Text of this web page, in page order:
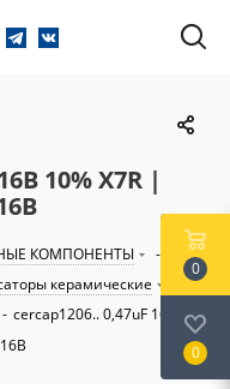
10% X7R |
КОМПОНЕНТЫ
-
керамические
- cercap1206.. 0,47uF 16В 10%
0
0